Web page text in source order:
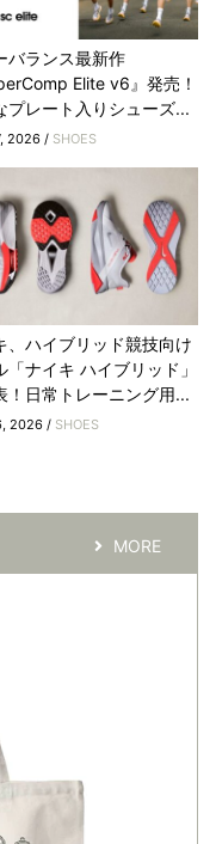
バランス最新作
Elite v6』発売！
プレート入りシューズ...
2026 / SHOES
、ハイブリッド競技向け
「ナイキ ハイブリッド」
！日常トレーニング用...
2026 / SHOES
MORE